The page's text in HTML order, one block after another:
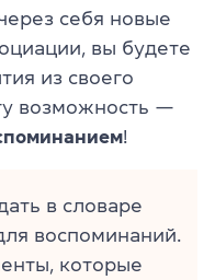
себя новые
вы будете
из своего
возможность —
!
в словаре
воспоминаний.
которые